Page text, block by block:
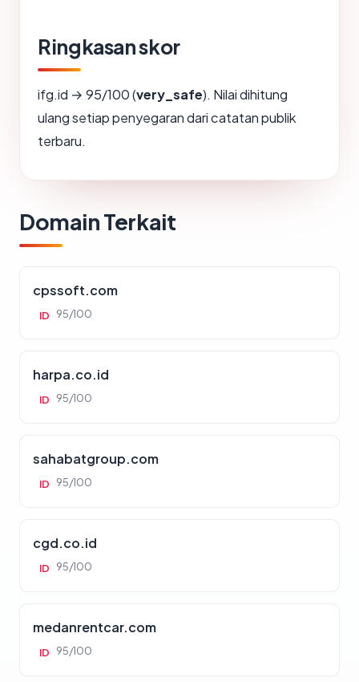
Ringkasan skor
ifg.id → 95/100 (very_safe). Nilai dihitung
ulang setiap penyegaran dari catatan publik
terbaru.
Domain Terkait
cpssoft.com
ID 95/100
harpa.co.id
ID 95/100
sahabatgroup.com
ID 95/100
cgd.co.id
ID 95/100
medanrentcar.com
ID 95/100